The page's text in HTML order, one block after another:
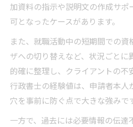
加資料の指示や説明文の作成サ
可となったケースがあります。
また、就職活動中の短期間での
ザへの切り替えなど、状況ごとに
的確に整理し、クライアントの不
行政書士の経験値は、申請者本人
穴を事前に防ぐ点で大きな強みで
一方で、過去には必要情報の伝達